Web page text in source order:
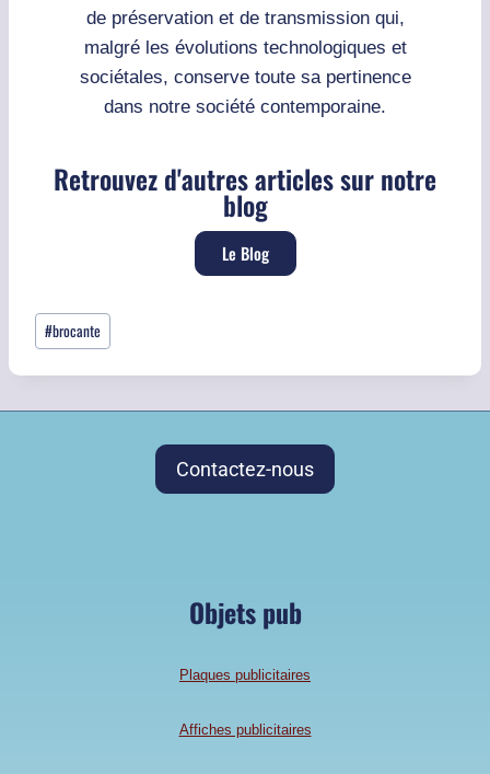
de préservation et de transmission qui,
malgré les évolutions technologiques et
sociétales, conserve toute sa pertinence
dans notre société contemporaine.
Retrouvez d'autres articles sur notre
blog
Le Blog
#brocante
Contactez-nous
Objets pub
Plaques publicitaires
Affiches publicitaires